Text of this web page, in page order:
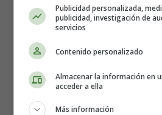
Los problemas pueden parecer
cuando parecen cercanos,
Tomarse un descanso mental del
de tiempo al autocuidado puede
descanso que necesitas para
cabeza despejada.
Publicidad personalizada,
publicidad, investigación de
servicios
Contenido personalizado
Almacenar la información en
acceder a ella
Más información